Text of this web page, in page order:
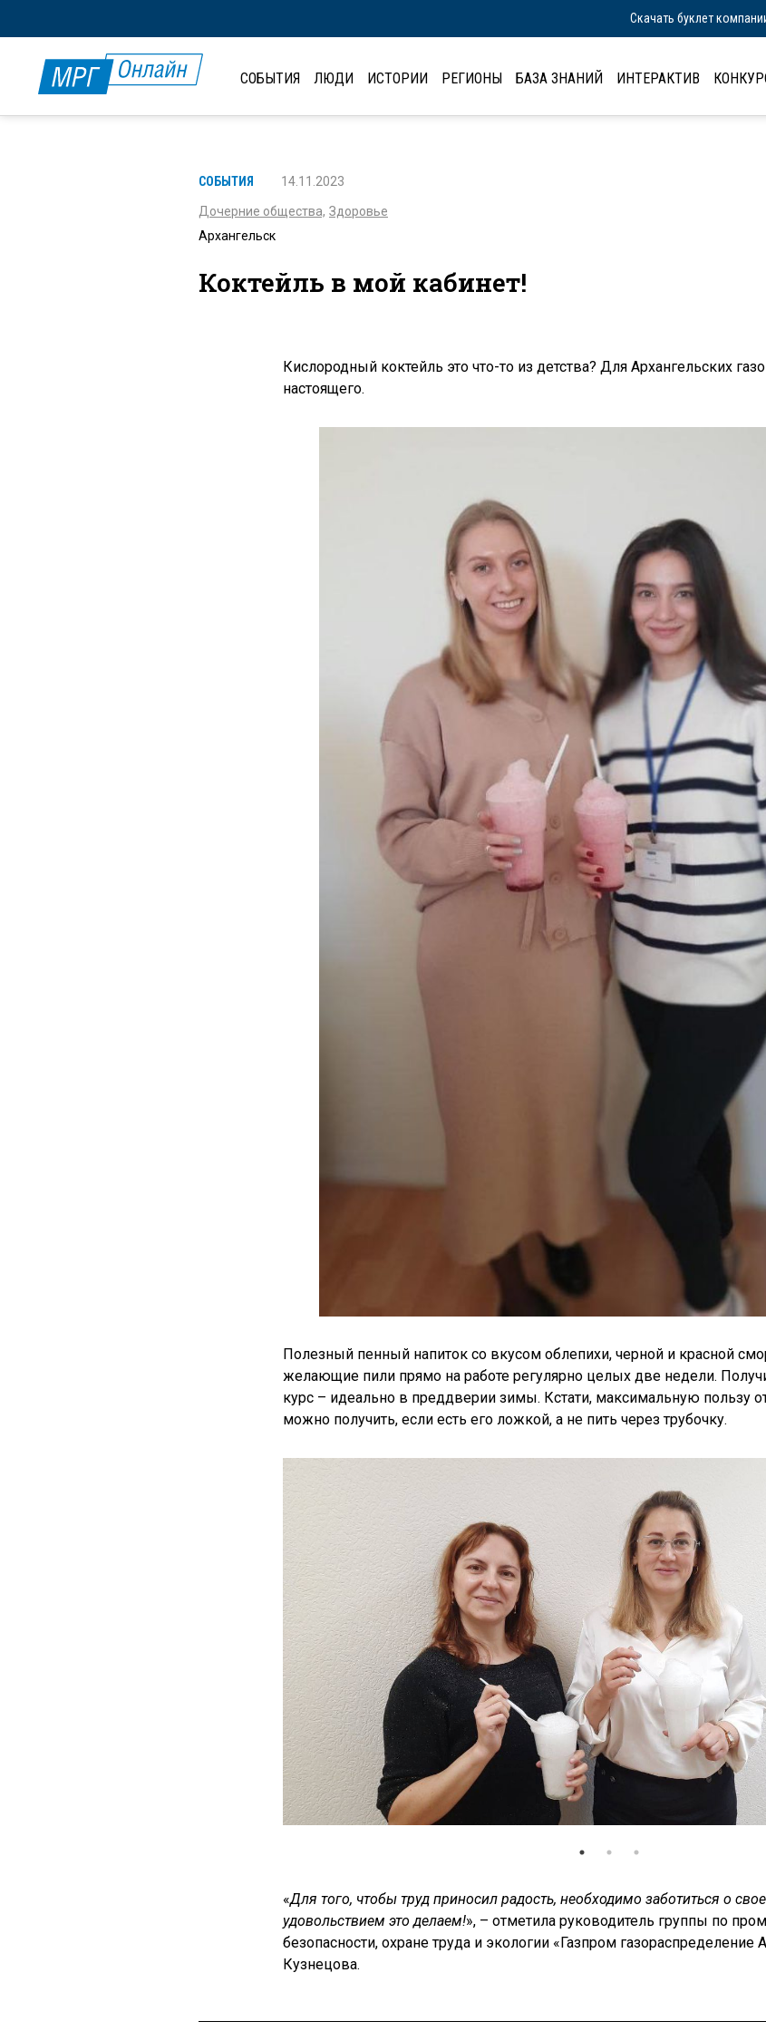
Скачать буклет
СОБЫТИЯ ЛЮДИ ИСТОРИИ РЕГИОНЫ БАЗА ЗНАНИЙ ИНТЕРАКТИВ
СОБЫТИЯ 14.11.2023
Дочерние общества, Здоровье
Архангельск
Коктейль в мой кабинет!
Кислородный коктейль это что-то из детства? Для Архангельских
настоящего.
Полезный пенный напиток со вкусом облепихи, черной и красной
желающие пили прямо на работе регулярно целых две недели.
курс – идеально в преддверии зимы. Кстати, максимальную пользу
можно получить, если есть его ложкой, а не пить через трубочку.
«Для того, чтобы труд приносил радость, необходимо заботиться о
удовольствием это делаем!», – отметила руководитель группы по
безопасности, охране труда и экологии «Газпром газораспределение
Кузнецова.